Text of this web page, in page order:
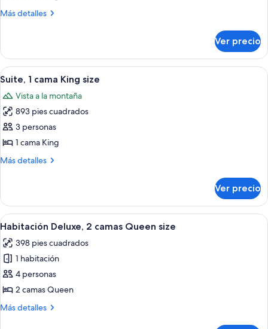
Deluxe,
King
size
Más detalles
Más
Deluxe,
cama
size
Ver precio
Abrir
todas
las
fotos
de
Suite,
1
size
Un dormitorio amplio con una cama
2
Suite, 1 cama King size
Vista a la montaña
893 pies cuadrados
3 personas
1 cama King
Más detalles
Más
1
cama
King
Ver precio
Abrir
todas
las
fotos
de
Habitación
Deluxe,
Habitación de hotel con dos camas,
2
Habitación Deluxe, 2 camas Queen size
398 pies cuadrados
1 habitación
4 personas
2 camas Queen
Más detalles
Más